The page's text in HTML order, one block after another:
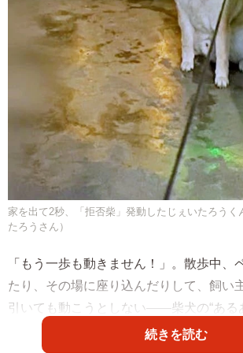
家を出て2秒、「拒否柴」発動したじぇいたろうく
たろうさん）
「もう一歩も動きません！」。散歩中、
たり、その場に座り込んだりして、飼い
引いても動こうとしない――柴犬の“ある
続きを読む